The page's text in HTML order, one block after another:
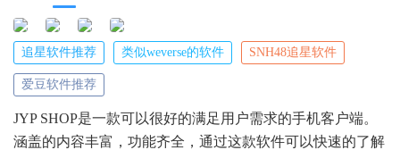
追星软件推荐 类似weverse的软件 SNH48追星软件
爱豆软件推荐
JYP SHOP是一款可以很好的满足用户需求的手机客户端。
涵盖的内容丰富，功能齐全，通过这款软件可以快速的了解